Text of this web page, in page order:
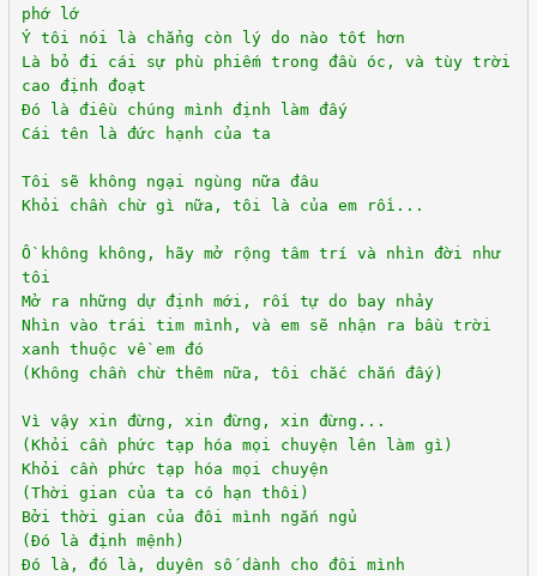
phớ lớ
Ý tôi nói là chẳng còn lý do nào tốt hơn
Là bỏ đi cái sự phù phiếm trong đầu óc, và tùy trời
cao định đoạt
Đó là điều chúng mình định làm đấy
Cái tên là đức hạnh của ta
Tôi sẽ không ngại ngùng nữa đâu
Khỏi chần chừ gì nữa, tôi là của em rồi...
Ồ không không, hãy mở rộng tâm trí và nhìn đời như
tôi
Mở ra những dự định mới, rồi tự do bay nhảy
Nhìn vào trái tim mình, và em sẽ nhận ra bầu trời
xanh thuộc về em đó
(Không chần chừ thêm nữa, tôi chắc chắn đấy)
Vì vậy xin đừng, xin đừng, xin đừng...
(Khỏi cần phức tạp hóa mọi chuyện lên làm gì)
Khỏi cần phức tạp hóa mọi chuyện
(Thời gian của ta có hạn thôi)
Bởi thời gian của đôi mình ngắn ngủ
(Đó là định mệnh)
Đó là, đó là, duyên số dành cho đôi mình